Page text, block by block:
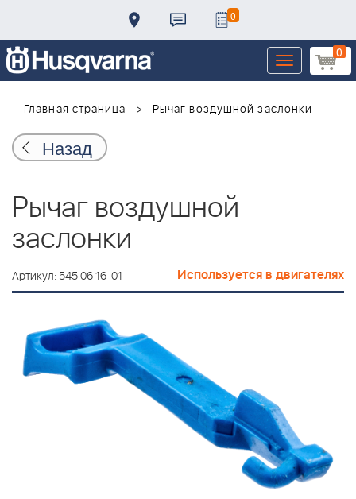
0
0
Toggle
navigation
Главная страница
Рычаг воздушной заслонки
Назад
Рычаг воздушной
заслонки
Артикул: 545 06 16-01 Используется в двигателях